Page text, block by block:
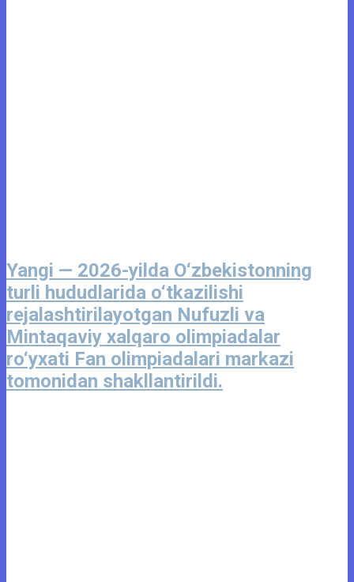
Yangi — 2026-yilda O‘zbekistonning
turli hududlarida o‘tkazilishi
rejalashtirilayotgan Nufuzli va
Mintaqaviy xalqaro olimpiadalar
ro‘yxati Fan olimpiadalari markazi
tomonidan shakllantirildi.